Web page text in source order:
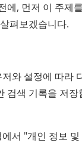
, 먼저 이 주제
펴보겠습니다.
와 설정에 따라
색 기록을 저
서 "개인 정보